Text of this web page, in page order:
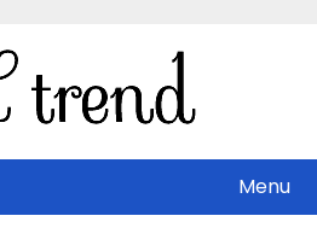
Menu